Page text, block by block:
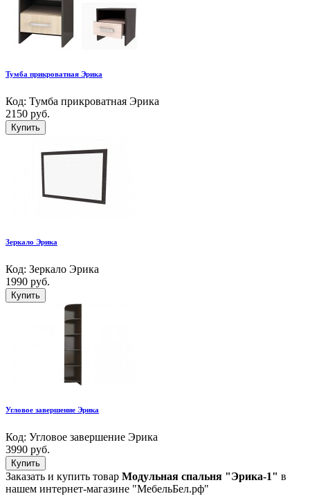
Тумба прикроватная Эрика
Код: Тумба прикроватная Эрика
2150 руб.
Купить
Зеркало Эрика
Код: Зеркало Эрика
1990 руб.
Купить
Угловое завершение Эрика
Код: Угловое завершение Эрика
3990 руб.
Купить
Заказать и купить товар Модульная спальня "Эрика-1" в
нашем интернет-магазине "МебельБел.рф"